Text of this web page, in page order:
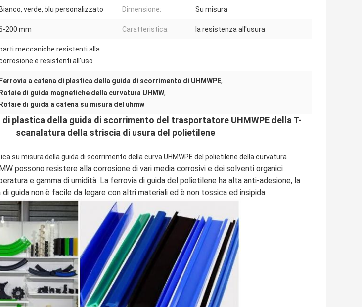
Bianco, verde, blu personalizzato Dimensione: Su misura
200 mm Caratteristica: la resistenza all'usura
meccaniche resistenti alla
e resistenti all'uso
Ferrovia a catena di plastica della guida di scorrimento di UHMWPE,
Rotaie di guida magnetiche della curvatura UHMW,
Rotaie di guida a catena su misura del uhmw
di plastica della guida di scorrimento del trasportatore UHMWPE della T-
scanalatura della striscia di usura del polietilene
su misura della guida di scorrimento della curva UHMWPE del polietilene della curvatura
possono resistere alla corrosione di vari media corrosivi e dei solventi organici
e gamma di umidità. La ferrovia di guida del polietilene ha alta anti-adesione, la
guida non è facile da legare con altri materiali ed è non tossica ed insipida.